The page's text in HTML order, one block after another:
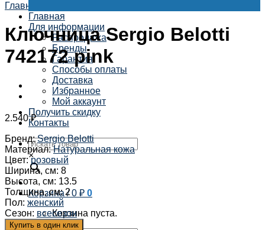
Главная
Для информации
Распродажа
Бренды
Гарантия
Способы оплаты
Доставка
Избранное
Мой аккаунт
Получить скидку
Контакты
×
Корзина /0 ₽ 0
Корзина пуста.
Главная
Ключница Sergio Belotti
742172 pink
2.540₽
Бренд:Sergio Belotti
Материал:Натуральная кожа
Цвет:розовый
Ширина, см: 8
Высота, см: 13.5
Толщина, см:2
Пол: женский
Сезон: всесезон
Купить в один клик